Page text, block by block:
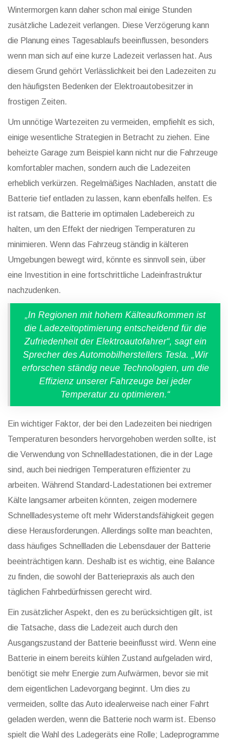
Wintermorgen kann daher schon mal einige Stunden
zusätzliche Ladezeit verlangen. Diese Verzögerung kann
die Planung eines Tagesablaufs beeinflussen, besonders
wenn man sich auf eine kurze Ladezeit verlassen hat. Aus
diesem Grund gehört Verlässlichkeit bei den Ladezeiten zu
den häufigsten Bedenken der Elektroautobesitzer in
frostigen Zeiten.
Um unnötige Wartezeiten zu vermeiden, empfiehlt es sich,
einige wesentliche Strategien in Betracht zu ziehen. Eine
beheizte Garage zum Beispiel kann nicht nur die Fahrzeuge
komfortabler machen, sondern auch die Ladezeiten
erheblich verkürzen. Regelmäßiges Nachladen, anstatt die
Batterie tief entladen zu lassen, kann ebenfalls helfen. Es
ist ratsam, die Batterie im optimalen Ladebereich zu
halten, um den Effekt der niedrigen Temperaturen zu
minimieren. Wenn das Fahrzeug ständig in kälteren
Umgebungen bewegt wird, könnte es sinnvoll sein, über
eine Investition in eine fortschrittliche Ladeinfrastruktur
nachzudenken.
„In Regionen mit hohem Kälteaufkommen ist
die Ladezeitoptimierung entscheidend für die
Zufriedenheit der Elektroautofahrer“, sagt ein
Sprecher des Automobilherstellers Tesla. „Wir
erforschen ständig neue Technologien, um die
Effizienz unserer Fahrzeuge bei jeder
Temperatur zu optimieren.“
Ein wichtiger Faktor, der bei den Ladezeiten bei niedrigen
Temperaturen besonders hervorgehoben werden sollte, ist
die Verwendung von Schnellladestationen, die in der Lage
sind, auch bei niedrigen Temperaturen effizienter zu
arbeiten. Während Standard-Ladestationen bei extremer
Kälte langsamer arbeiten könnten, zeigen modernere
Schnellladesysteme oft mehr Widerstandsfähigkeit gegen
diese Herausforderungen. Allerdings sollte man beachten,
dass häufiges Schnellladen die Lebensdauer der Batterie
beeinträchtigen kann. Deshalb ist es wichtig, eine Balance
zu finden, die sowohl der Batteriepraxis als auch den
täglichen Fahrbedürfnissen gerecht wird.
Ein zusätzlicher Aspekt, den es zu berücksichtigen gilt, ist
die Tatsache, dass die Ladezeit auch durch den
Ausgangszustand der Batterie beeinflusst wird. Wenn eine
Batterie in einem bereits kühlen Zustand aufgeladen wird,
benötigt sie mehr Energie zum Aufwärmen, bevor sie mit
dem eigentlichen Ladevorgang beginnt. Um dies zu
vermeiden, sollte das Auto idealerweise nach einer Fahrt
geladen werden, wenn die Batterie noch warm ist. Ebenso
spielt die Wahl des Ladegeräts eine Rolle; Ladeprogramme